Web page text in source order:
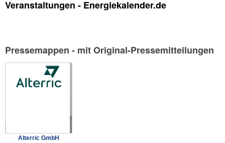
Veranstaltungen - Energiekalender.de
Pressemappen - mit Original-Pressemitteilungen
Alterric GmbH